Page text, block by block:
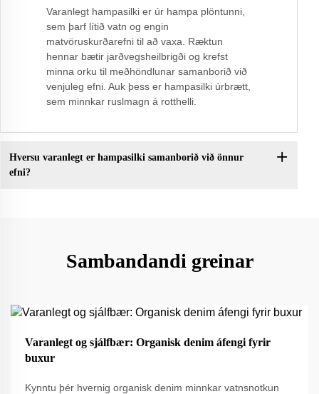
Varanlegt hampasilki er úr hampa plöntunni,
sem þarf lítið vatn og engin
matvöruskurðarefni til að vaxa. Ræktun
hennar bætir jarðvegsheilbrigði og krefst
minna orku til meðhöndlunar samanborið við
venjuleg efni. Auk þess er hampasilki úrbrætt,
sem minnkar ruslmagn á rotthelli.
Hversu varanlegt er hampasilki samanborið við önnur
efni?
Sambandandi greinar
Sep
Varanlegt og sjálfbær: Organisk denim áfengi fyrir
buxur
Kynntu þér hvernig organisk denim minnkar vatnsnotkun